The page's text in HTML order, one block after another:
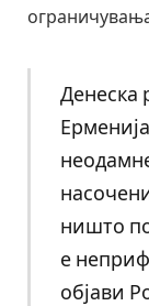
Денеска
ништо
е
објави